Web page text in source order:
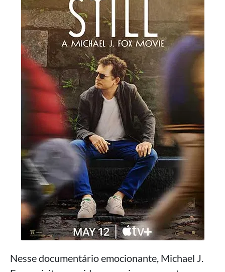
Nesse documentário emocionante, Michael J.